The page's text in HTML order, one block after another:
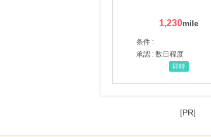
1,230
条件 :
承認 : 数日程度
即時
[PR]